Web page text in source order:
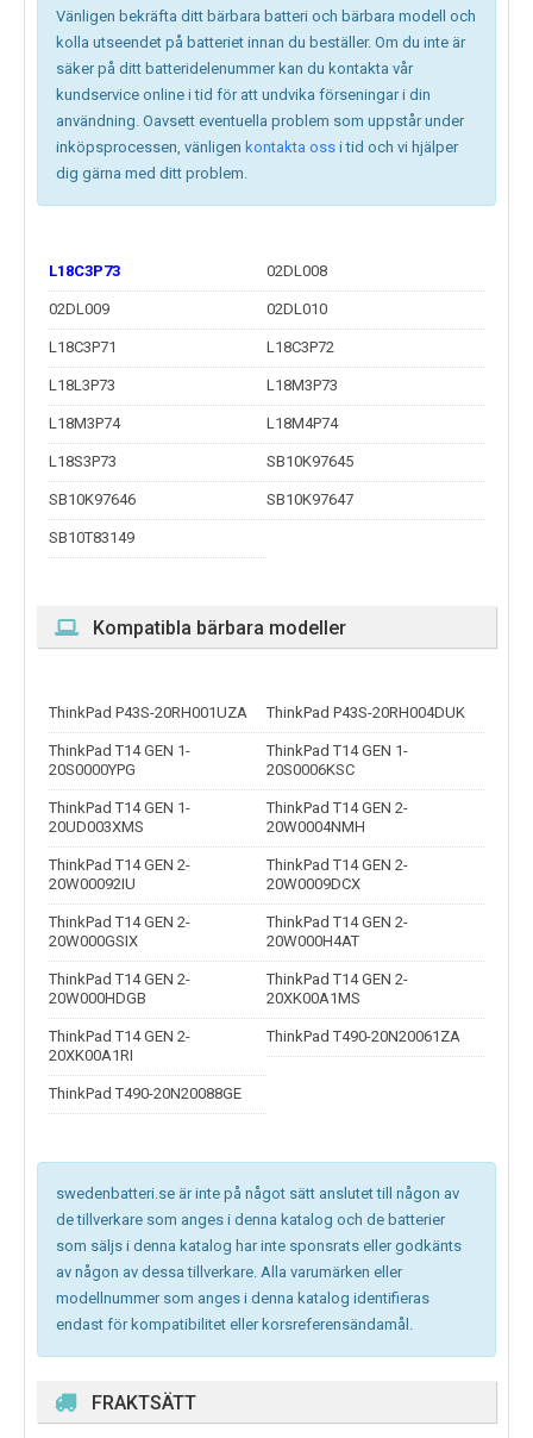
Vänligen bekräfta ditt bärbara batteri och bärbara modell och
kolla utseendet på batteriet innan du beställer. Om du inte är
säker på ditt batteridelenummer kan du kontakta vår
kundservice online i tid för att undvika förseningar i din
användning. Oavsett eventuella problem som uppstår under
inköpsprocessen, vänligen kontakta oss i tid och vi hjälper
dig gärna med ditt problem.
L18C3P73 02DL008
02DL009 02DL010
L18C3P71 L18C3P72
L18L3P73 L18M3P73
L18M3P74 L18M4P74
L18S3P73 SB10K97645
SB10K97646 SB10K97647
SB10T83149
Kompatibla bärbara modeller
ThinkPad P43S-20RH001UZA ThinkPad P43S-20RH004DUK
ThinkPad T14 GEN 1-
20S0000YPG
ThinkPad T14 GEN 1-
20S0006KSC
ThinkPad T14 GEN 1-
20UD003XMS
ThinkPad T14 GEN 2-
20W0004NMH
ThinkPad T14 GEN 2-
20W00092IU
ThinkPad T14 GEN 2-
20W0009DCX
ThinkPad T14 GEN 2-
20W000GSIX
ThinkPad T14 GEN 2-
20W000H4AT
ThinkPad T14 GEN 2-
20W000HDGB
ThinkPad T14 GEN 2-
20XK00A1MS
ThinkPad T14 GEN 2-
20XK00A1RI
ThinkPad T490-20N20061ZA
ThinkPad T490-20N20088GE
swedenbatteri.se är inte på något sätt anslutet till någon av
de tillverkare som anges i denna katalog och de batterier
som säljs i denna katalog har inte sponsrats eller godkänts
av någon av dessa tillverkare. Alla varumärken eller
modellnummer som anges i denna katalog identifieras
endast för kompatibilitet eller korsreferensändamål.
FRAKTSÄTT